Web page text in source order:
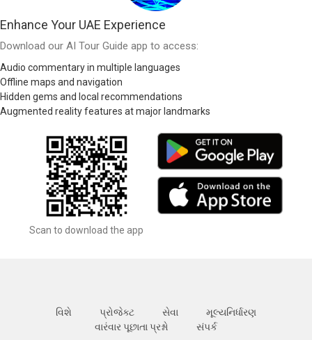
Enhance Your UAE Experience
Download our AI Tour Guide app to access:
Audio commentary in multiple languages
Offline maps and navigation
Hidden gems and local recommendations
Augmented reality features at major landmarks
Scan to download the app
વિશે પ્રોજેક્ટ સેવા
મૂલ્યનિર્ધારણ
વારંવાર પૂછાતા પ્રશ્નો
સંપર્ક